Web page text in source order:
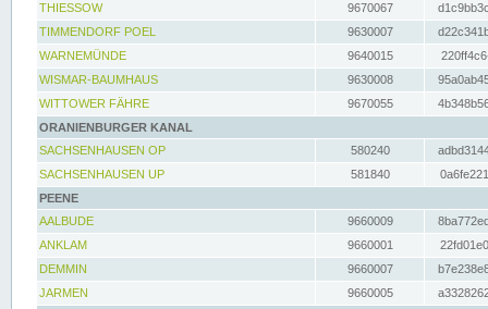
THIESSOW
9670067
TIMMENDORF POEL
9630007
WARNEMÜNDE
9640015
WISMAR-BAUMHAUS
9630008
WITTOWER FÄHRE
9670055
ORANIENBURGER KANAL
SACHSENHAUSEN OP
580240
SACHSENHAUSEN UP
581840
PEENE
AALBUDE
9660009
ANKLAM
9660001
DEMMIN
9660007
JARMEN
9660005